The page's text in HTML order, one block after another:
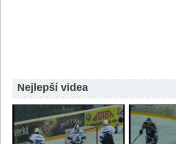
Nejlepší videa